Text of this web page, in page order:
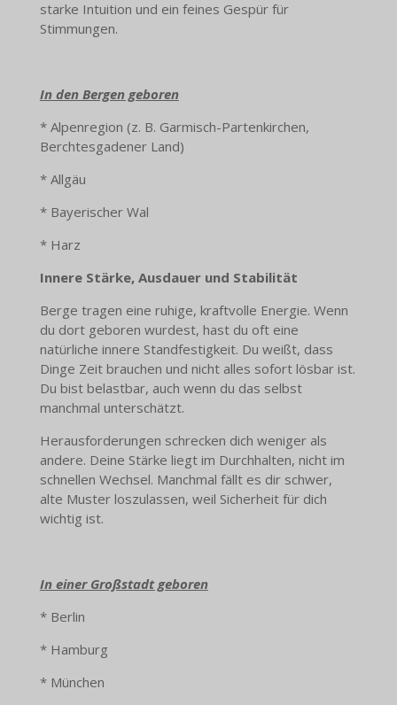
starke Intuition und ein feines Gespür für
Stimmungen.
In den Bergen geboren
* Alpenregion (z. B. Garmisch-Partenkirchen,
Berchtesgadener Land)
* Allgäu
* Bayerischer Wal
* Harz
Innere Stärke, Ausdauer und Stabilität
Berge tragen eine ruhige, kraftvolle Energie. Wenn
du dort geboren wurdest, hast du oft eine
natürliche innere Standfestigkeit. Du weißt, dass
Dinge Zeit brauchen und nicht alles sofort lösbar ist.
Du bist belastbar, auch wenn du das selbst
manchmal unterschätzt.
Herausforderungen schrecken dich weniger als
andere. Deine Stärke liegt im Durchhalten, nicht im
schnellen Wechsel. Manchmal fällt es dir schwer,
alte Muster loszulassen, weil Sicherheit für dich
wichtig ist.
In einer Großstadt geboren
* Berlin
* Hamburg
* München